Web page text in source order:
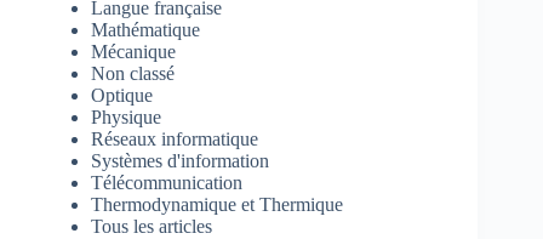
Langue française
Mathématique
Mécanique
Non classé
Optique
Physique
Réseaux informatique
Systèmes d'information
Télécommunication
Thermodynamique et Thermique
Tous les articles